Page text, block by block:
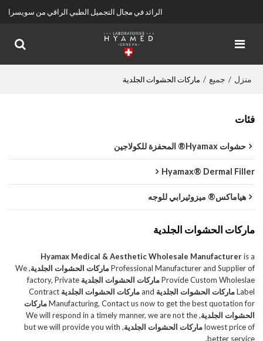
الرائد في مجال التجميل الطبي الراقي من سويسرا
منزل / جميع / ماركات الحشوات الجلدية
فئات
حشوات Hyamax® المحفزة للكولاجين
Hyamax® Dermal Filler
هياماكس® ميزوثيرابي للوجه
ماركات الحشوات الجلدية
Hyamax Medical & Aesthetic Wholesale Manufactureris a
Professional Manufacturer and Supplier of ماركات الحشوات الجلدية , We
Provide Custom Wholeslae ماركات الحشوات الجلدية factory, Private
Label ماركات الحشوات الجلدية ماركات الحشوات الجلدية Contract
Manufacturing, Contact us now to get the best quotation for ماركات
الحشوات الجلدية , We will respond in a timely manner, we are not the
lowest price of ماركات الحشوات الجلدية , but we will provide you with
better service.